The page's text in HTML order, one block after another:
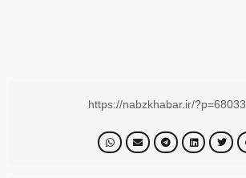
https://nabzkhabar.ir/?p=68033